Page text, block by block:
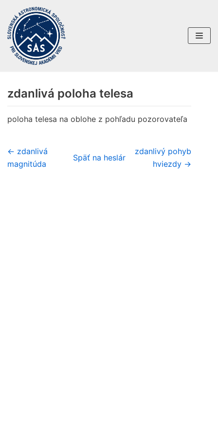
Preskočiť
na
obsah
zdanlivá poloha telesa
poloha telesa na oblohe z pohľadu pozorovateľa
← zdanlivá
magnitúda
Späť na heslár
zdanlivý pohyb
hviezdy →